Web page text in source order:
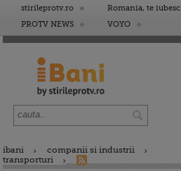
stirileprotv.ro Romania, te iubesc
PROTV NEWS
VOYO
ibani
companii si industrii
transporturi